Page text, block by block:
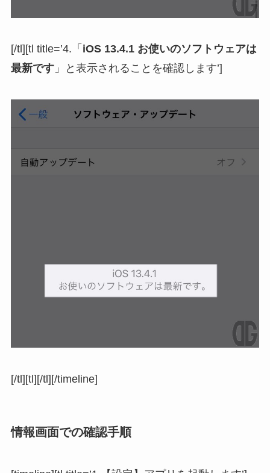
[/tl][tl title=’4.「 iOS 13.4.1 お使いのソフトウェアは
最新です」と表示されることを確認します’]
[/tl][tl][/tl][/timeline]
情報画面での確認手順